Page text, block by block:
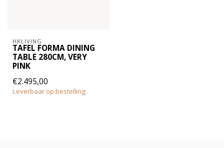
HKLIVING
TAFEL FORMA DINING
TABLE 280CM, VERY
PINK
€2.495,00
Leverbaar op bestelling